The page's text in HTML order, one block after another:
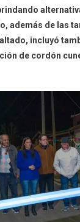
además de las
incluyó
de cordón